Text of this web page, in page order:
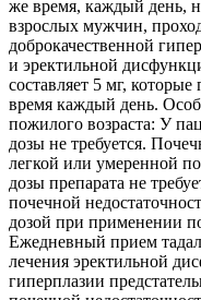
же время, каждый день,
взрослых мужчин,
доброкачественной
и эректильной
составляет 5 мг,
время каждый день.
пожилого возраста: У
дозы не требуется.
легкой или умеренной
дозы препарата не
почечной
дозой при применении
Ежедневный прием
лечения эректильной
гиперплазии